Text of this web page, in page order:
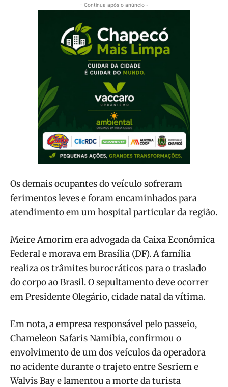
- Continua após o anúncio -
Os demais ocupantes do veículo sofreram
ferimentos leves e foram encaminhados para
atendimento em um hospital particular da região.
Meire Amorim era advogada da Caixa Econômica
Federal e morava em Brasília (DF). A família
realiza os trâmites burocráticos para o traslado
do corpo ao Brasil. O sepultamento deve ocorrer
em Presidente Olegário, cidade natal da vítima.
Em nota, a empresa responsável pelo passeio,
Chameleon Safaris Namibia, confirmou o
envolvimento de um dos veículos da operadora
no acidente durante o trajeto entre Sesriem e
Walvis Bay e lamentou a morte da turista